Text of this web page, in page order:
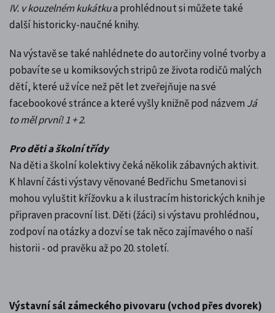
IV. v kouzelném kukátkua prohlédnout si můžete také
další historicky-naučné knihy.
Na výstavě se také nahlédnete do autorčiny volné tvorby a
pobavíte se u komiksových stripů ze života rodičů malých
dětí, které už více než pět let zveřejňuje na své
facebookové stránce a které vyšly knižně pod názvem Já
to měl první! 1 + 2.
Pro děti a školní třídy
Na děti a školní kolektivy čeká několik zábavných aktivit.
K hlavní části výstavy věnované Bedřichu Smetanovi si
mohou vyluštit křížovku a k ilustracím historických knih je
připraven pracovní list. Děti (žáci) si výstavu prohlédnou,
zodpoví na otázky a dozví se tak něco zajímavého o naší
historii - od pravěku až po 20. století.
Výstavní sál zámeckého pivovaru (vchod přes dvorek)